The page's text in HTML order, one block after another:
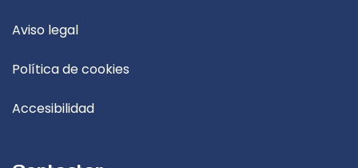
Aviso legal
Política de cookies
Accesibilidad